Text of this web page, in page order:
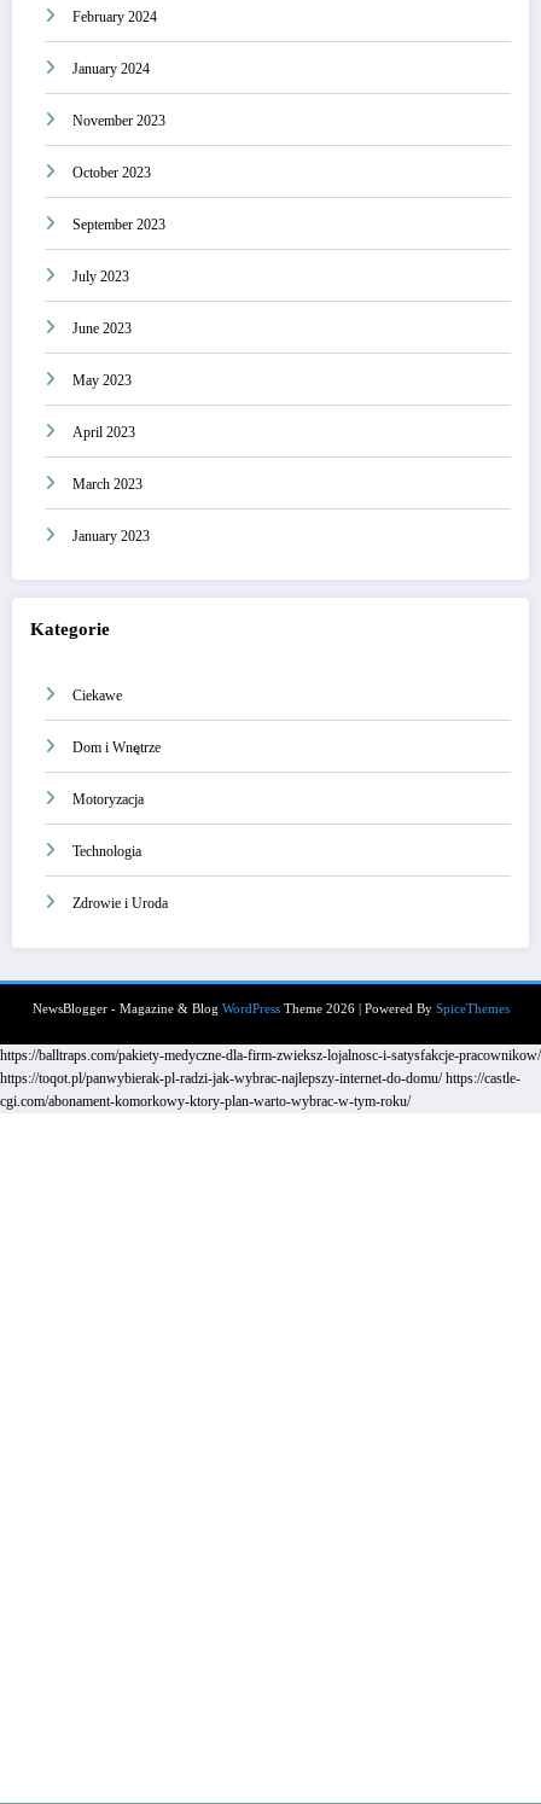
February 2024
January 2024
November 2023
October 2023
September 2023
July 2023
June 2023
May 2023
April 2023
March 2023
January 2023
Kategorie
Ciekawe
Dom i Wnętrze
Motoryzacja
Technologia
Zdrowie i Uroda
NewsBlogger - Magazine & Blog WordPressTheme 2026 | Powered By SpiceThemes
https://balltraps.com/pakiety-medyczne-dla-firm-zwieksz-lojalnosc-i-satysfakcje-pracownikow/
https://toqot.pl/panwybierak-pl-radzi-jak-wybrac-najlepszy-internet-do-domu/ https://castle-
cgi.com/abonament-komorkowy-ktory-plan-warto-wybrac-w-tym-roku/